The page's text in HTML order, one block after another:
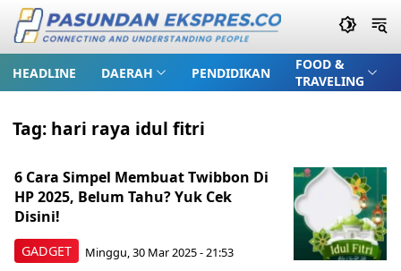
HEADLINE DAERAH PENDIDIKAN
FOOD &
TRAVELING
Tag: hari raya idul fitri
GADGET
6 Cara Simpel Membuat Twibbon Di
HP 2025, Belum Tahu? Yuk Cek
Disini!
Minggu, 30 Mar 2025 - 21:53